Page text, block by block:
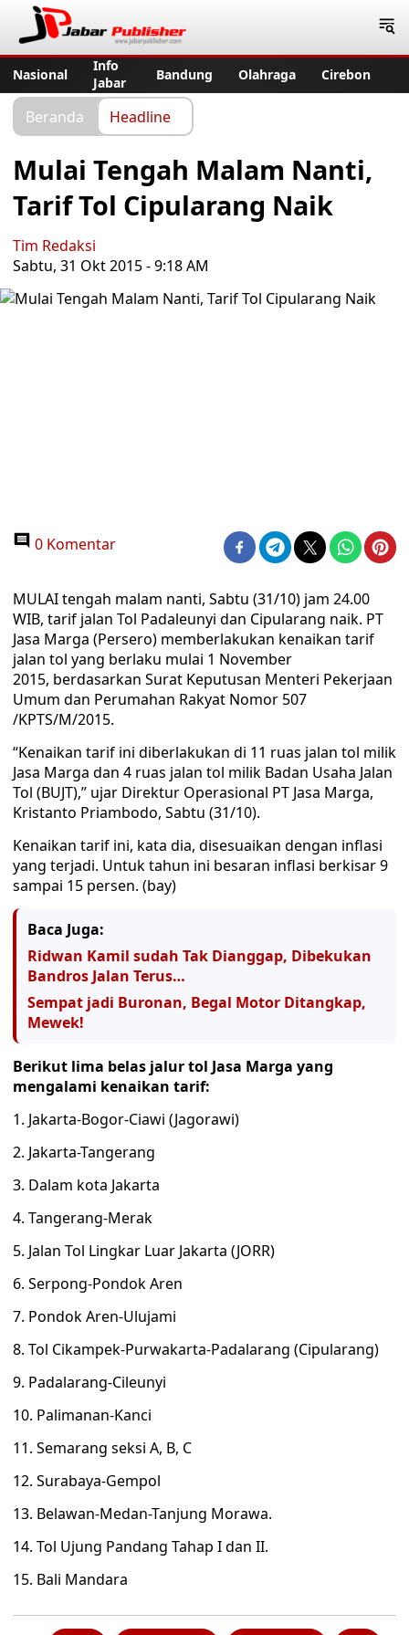
Nasional
Info
Jabar
Bandung Olahraga Cirebon
Beranda Headline
Mulai Tengah Malam Nanti,
Tarif Tol Cipularang Naik
Tim Redaksi
Sabtu, 31 Okt 2015 - 9:18 AM
0 Komentar
MULAI tengah malam nanti, Sabtu (31/10) jam 24.00
WIB, tarif jalan Tol Padaleunyi dan Cipularang naik. PT
Jasa Marga (Persero) memberlakukan kenaikan tarif
jalan tol yang berlaku mulai 1 November
2015, berdasarkan Surat Keputusan Menteri Pekerjaan
Umum dan Perumahan Rakyat Nomor 507
/KPTS/M/2015.
“Kenaikan tarif ini diberlakukan di 11 ruas jalan tol milik
Jasa Marga dan 4 ruas jalan tol milik Badan Usaha Jalan
Tol (BUJT),” ujar Direktur Operasional PT Jasa Marga,
Kristanto Priambodo, Sabtu (31/10).
Kenaikan tarif ini, kata dia, disesuaikan dengan inflasi
yang terjadi. Untuk tahun ini besaran inflasi berkisar 9
sampai 15 persen. (bay)
Baca Juga:
Ridwan Kamil sudah Tak Dianggap, Dibekukan
Bandros Jalan Terus…
Sempat jadi Buronan, Begal Motor Ditangkap,
Mewek!
Berikut lima belas jalur tol Jasa Marga yang
mengalami kenaikan tarif:
1. Jakarta-Bogor-Ciawi (Jagorawi)
2. Jakarta-Tangerang
3. Dalam kota Jakarta
4. Tangerang-Merak
5. Jalan Tol Lingkar Luar Jakarta (JORR)
6. Serpong-Pondok Aren
7. Pondok Aren-Ulujami
8. Tol Cikampek-Purwakarta-Padalarang (Cipularang)
9. Padalarang-Cileunyi
10. Palimanan-Kanci
11. Semarang seksi A, B, C
12. Surabaya-Gempol
13. Belawan-Medan-Tanjung Morawa.
14. Tol Ujung Pandang Tahap I dan II.
15. Bali Mandara